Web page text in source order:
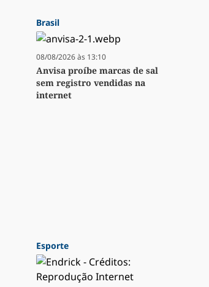
Brasil
08/08/2026 às 13:10
Anvisa proíbe marcas de sal
sem registro vendidas na
internet
Esporte